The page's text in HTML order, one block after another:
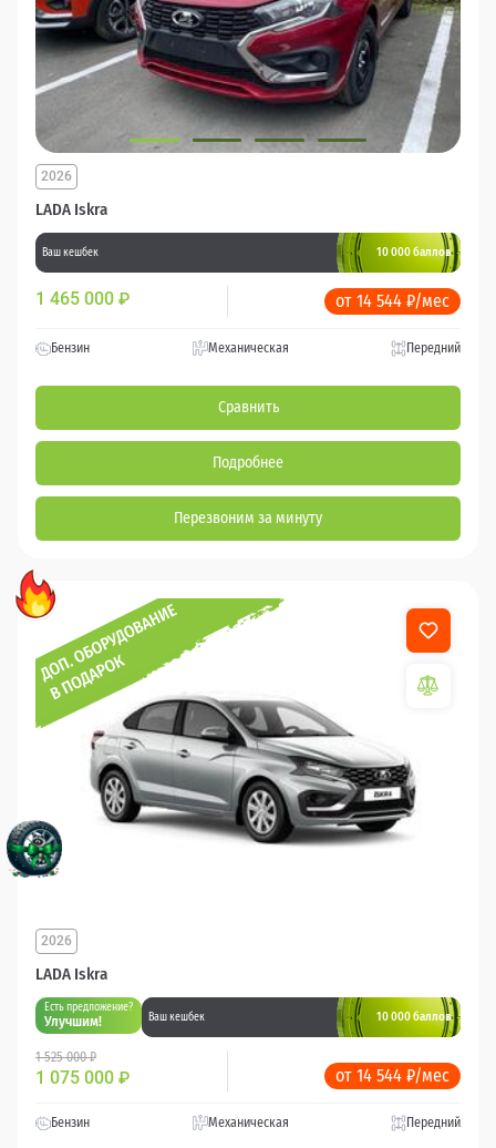
LADA Iskra
2026
Ваш кешбек 10 000 баллов
1 465 000 ₽ от 14 544 ₽/мес
Бензин Механическая Передний
Сравнить
Подробнее
Перезвоним за минуту
LADA Iskra
2026
Есть предложение?
Улучшим! Ваш кешбек 10 000 баллов
1 525 000 ₽
1 075 000 ₽ от 14 544 ₽/мес
Бензин Механическая Передний